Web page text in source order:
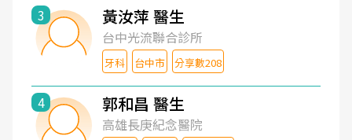
3 黃汝萍 醫生
台中光流聯合診所
牙科 台中市 分享數208
4 郭和昌 醫生
高雄長庚紀念醫院